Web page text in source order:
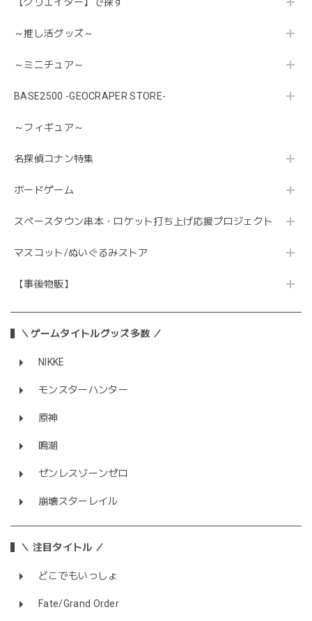
【クリエイター】で探す
～推し活グッズ～
～ミニチュア～
BASE2500 -GEOCRAPER STORE-
～フィギュア～
名探偵コナン特集
ボードゲーム
スペースタウン串本・ロケット打ち上げ応援プロジェクト
マスコット/ぬいぐるみストア
【事後物販】
＼ゲームタイトルグッズ多数 ／
NIKKE
モンスターハンター
原神
鳴潮
ゼンレスゾーンゼロ
崩壊スターレイル
＼ 注目タイトル ／
どこでもいっしょ
Fate/Grand Order